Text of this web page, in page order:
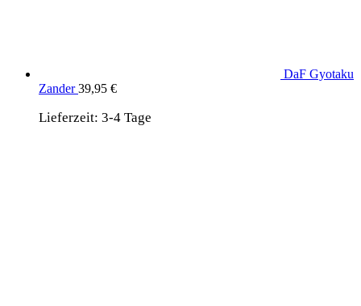
DaF Gyotaku
Zander 39,95 €
Lieferzeit: 3-4 Tage